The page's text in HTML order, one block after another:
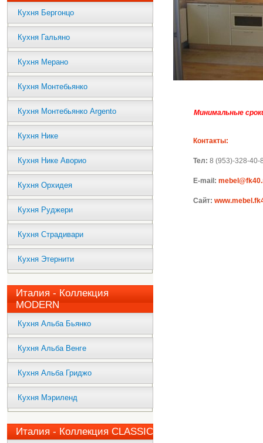
Кухня Бергонцо
Кухня Гальяно
Кухня Мерано
Кухня Монтебьянко
Кухня Монтебьянко Argento
Кухня Нике
Кухня Нике Аворио
Кухня Орхидея
Кухня Руджери
Кухня Страдивари
Кухня Этернити
Италия - Коллекция
MODERN
Кухня Альба Бьянко
Кухня Альба Венге
Кухня Альба Гриджо
Кухня Мэриленд
Италия - Коллекция CLASSIC
Минимальные
Контакты:
Тел: 8 (953)-328-40-
E-mail: mebel@fk
Сайт: www.mebel .fk